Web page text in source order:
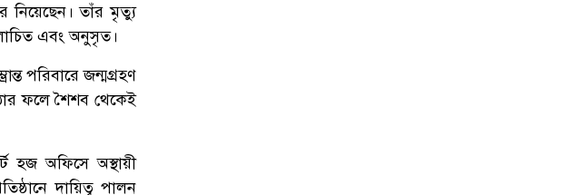
নিয়েছেন। তাঁর মৃত্যু
এবং অনুসৃত।
পরিবারে জন্মগ্রহণ
ফলে শৈশব থেকেই
হজ অফিসে অস্থায়ী
দায়িত্ব পালন